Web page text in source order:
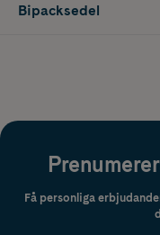
Bipacksedel
Få personliga